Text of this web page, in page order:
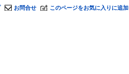
お問合せ このページをお気に入りに追加